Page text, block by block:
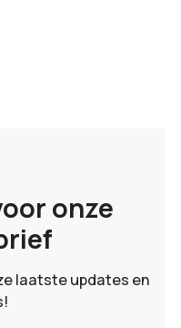
onze
laatste updates en